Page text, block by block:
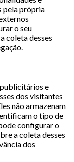
pela própria
o seu
coleta desses
e
dos visitantes
não armazenam
o tipo de
configurar o
a coleta desses
dos